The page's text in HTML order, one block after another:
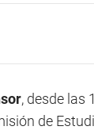
, desde las
de